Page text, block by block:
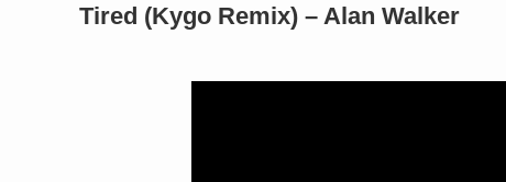
Tired (Kygo Remix) – Alan Walker